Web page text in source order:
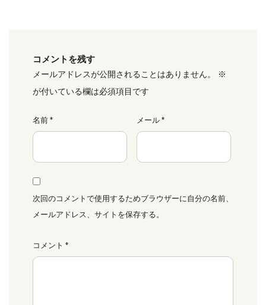
コメントを残す
メールアドレスが公開されることはありません。
※
が付いている欄は必須項目です
名前* メール*
次回のコメントで使用するためブラウザーに自分の名前、
メールアドレス、サイトを保存する。
コメント *